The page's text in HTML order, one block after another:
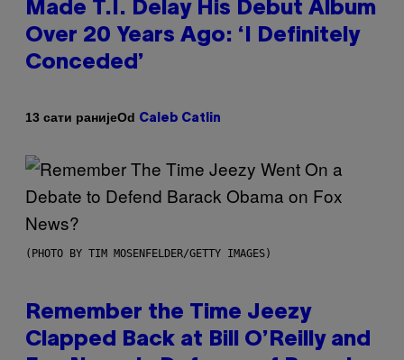
Made T.I. Delay His Debut Album
Over 20 Years Ago: ‘I Definitely
Conceded’
13 сати ранијеOd Caleb Catlin
(PHOTO BY TIM MOSENFELDER/GETTY IMAGES)
Remember the Time Jeezy
Clapped Back at Bill O’Reilly and